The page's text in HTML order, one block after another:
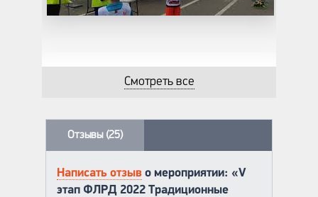
Смотреть все
Отзывы (25)
Написать отзыв о мероприятии: «V
этап ФЛРД 2022 Традиционные